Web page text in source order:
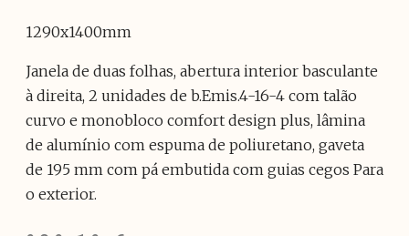
1290x1400mm
Janela de duas folhas, abertura interior basculante
à direita, 2 unidades de b.Emis.4-16-4 com talão
curvo e monobloco comfort design plus, lâmina
de alumínio com espuma de poliuretano, gaveta
de 195 mm com pá embutida com guias cegos Para
o exterior.